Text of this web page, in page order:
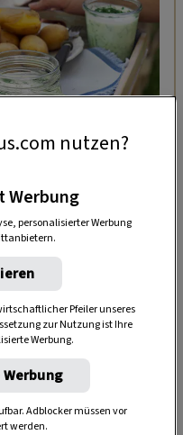
nutzen?
Werbung
personalisierter Werbung
Pfeiler unseres
zur Nutzung ist Ihre
Werbung.
Adblocker müssen vor
werden.